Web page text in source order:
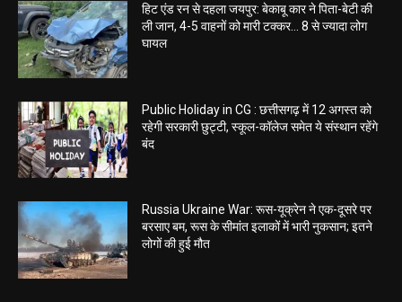
हिट एंड रन से दहला जयपुर: बेकाबू कार ने पिता-बेटी की
ली जान, 4-5 वाहनों को मारी टक्कर… 8 से ज्यादा लोग
घायल
Public Holiday in CG : छत्तीसगढ़ में 12 अगस्त को
रहेगी सरकारी छुट्टी, स्कूल-कॉलेज समेत ये संस्थान रहेंगे
बंद
Russia Ukraine War: रूस-यूक्रेन ने एक-दूसरे पर
बरसाए बम, रूस के सीमांत इलाकों में भारी नुकसान; इतने
लोगों की हुई मौत